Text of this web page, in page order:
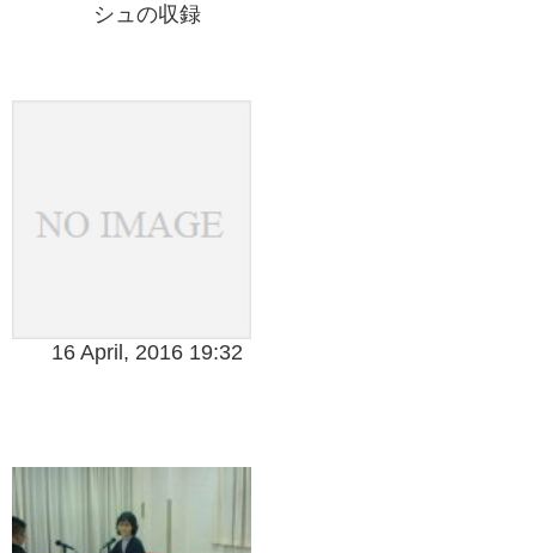
シュの収録
16 April, 2016 19:32